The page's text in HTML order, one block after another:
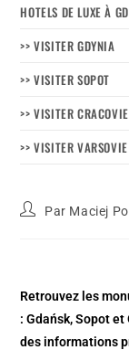
HOTELS DE LUXE À
>> VISITER GDYNIA
>> VISITER SOPOT
>> VISITER CRACOVIE
>> VISITER VARSOVIE
Par Maciej
Retrouvez les
: Gdańsk, Sopot
des informations